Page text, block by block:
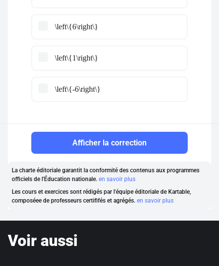
\left\{6\right\}
\left\{1\right\}
\left\{-6\right\}
Afficher la correction
La charte éditoriale garantit la conformité des contenus aux programmes
officiels de l'Éducation nationale. en savoir plus
Les cours et exercices sont rédigés par l'équipe éditoriale de Kartable,
composéee de professeurs certififés et agrégés. en savoir plus
Voir aussi